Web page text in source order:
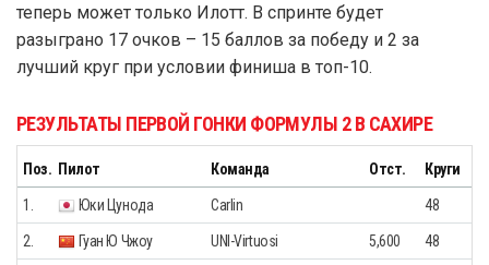
теперь может только Илотт. В спринте будет
разыграно 17 очков – 15 баллов за победу и 2 за
лучший круг при условии финиша в топ-10.
РЕЗУЛЬТАТЫ ПЕРВОЙ ГОНКИ ФОРМУЛЫ 2 В САХИРЕ
Поз. Пилот Команда Отст. Круги
1. Юки Цунода Carlin 48
2. Гуан Ю Чжоу UNI-Virtuosi 5,600 48